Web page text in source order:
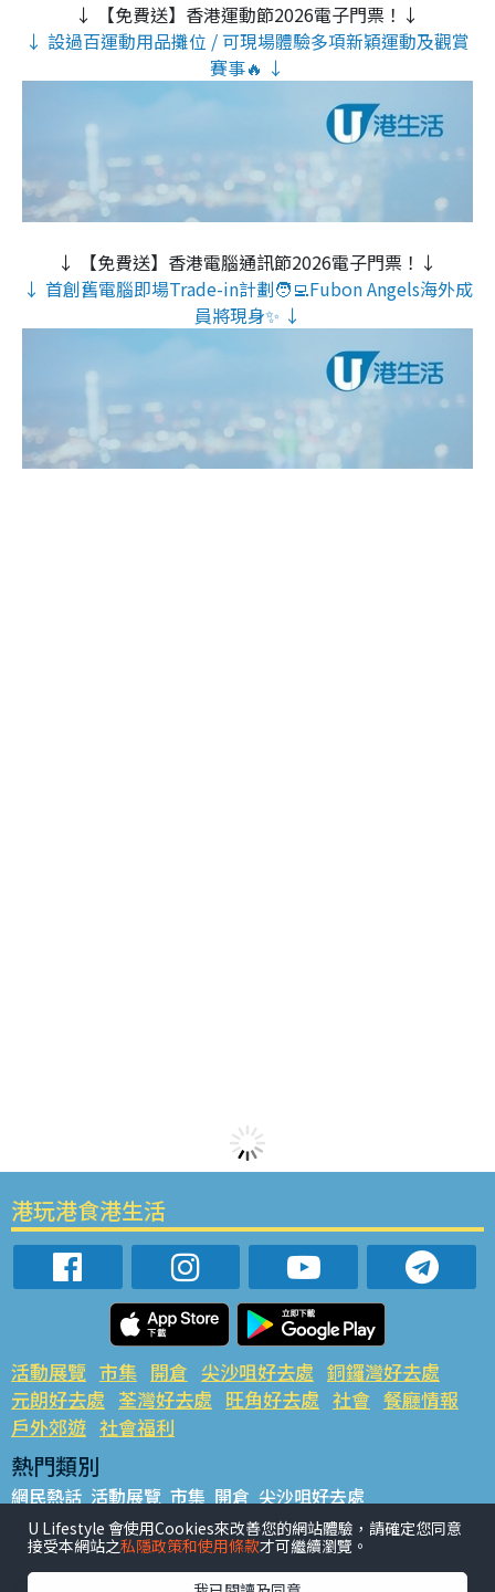
↓ 【免費送】香港運動節2026電子門票！↓
↓ 設過百運動用品攤位 / 可現場體驗多項新穎運動及觀賞
賽事🔥 ↓
↓ 【免費送】香港電腦通訊節2026電子門票！↓
↓ 首創舊電腦即場Trade-in計劃🧑‍💻Fubon Angels海外成
員將現身✨ ↓
港玩港食港生活
活動展覽 市集 開倉 尖沙咀好去處 銅鑼灣好去處
元朗好去處 荃灣好去處 旺角好去處 社會 餐廳情報
戶外郊遊 社會福利
熱門類別
網民熱話 活動展覽 市集 開倉 尖沙咀好去處
銅鑼灣好去處 元朗好去處 荃灣好去處 旺角好去處 社會
餐廳情報 戶外郊遊
U Lifestyle 會使用Cookies來改善您的網站體驗，請確定您同意
接受本網站之私隱政策和使用條款才可繼續瀏覽。